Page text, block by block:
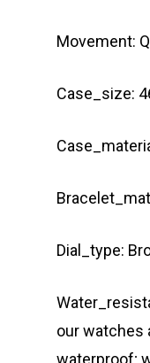
Movement:
Case_size:
Dial_type:
our watches
waterproof;